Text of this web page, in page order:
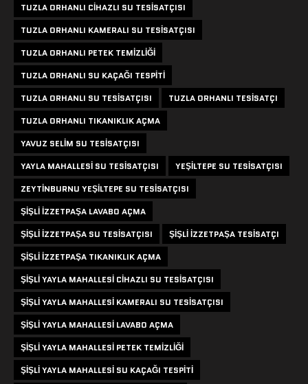
TUZLA ORHANLI CIHAZLI SU TESISATÇISI
TUZLA ORHANLI KAMERALI SU TESISATÇISI
TUZLA ORHANLI PETEK TEMIZLIĞI
TUZLA ORHANLI SU KAÇAĞI TESPITI
TUZLA ORHANLI SU TESISATÇISI
TUZLA ORHANLI TESISATÇI
TUZLA ORHANLI TIKANIKLIK AÇMA
YAVUZ SELIM SU TESISATÇISI
YAYLA MAHALLESI SU TESISATÇISI
YEŞILTEPE SU TESISATÇISI
ZEYTINBURNU YEŞILTEPE SU TESISATÇISI
ŞIŞLI IZZETPAŞA LAVABO AÇMA
ŞIŞLI IZZETPAŞA SU TESISATÇISI
ŞIŞLI IZZETPAŞA TESISATÇI
ŞIŞLI IZZETPAŞA TIKANIKLIK AÇMA
ŞIŞLI YAYLA MAHALLESI CIHAZLI SU TESISATÇISI
ŞIŞLI YAYLA MAHALLESI KAMERALI SU TESISATÇISI
ŞIŞLI YAYLA MAHALLESI LAVABO AÇMA
ŞIŞLI YAYLA MAHALLESI PETEK TEMIZLIĞI
ŞIŞLI YAYLA MAHALLESI SU KAÇAĞI TESPITI